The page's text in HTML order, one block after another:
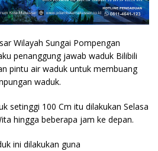
Wilayah Sungai Pompengan
penanggung jawab waduk Bilibili
pintu air waduk untuk membuang
waduk.
setinggi 100 Cm itu dilakukan Selasa
hingga beberapa jam ke depan.
ini dilakukan guna